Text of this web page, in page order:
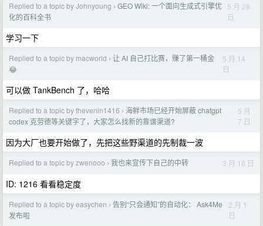
Replied to a topic by Johnyoung › GEO Wiki: 一个面向生成式引擎优
化的百科全书
5 月 28
日
学习一下
Replied to a topic by macworld › 让 AI 自己打比赛，赚了第一桶金
😂
5 月 14
日
可以做 TankBench 了，哈哈
Replied to a topic by thevenin1416 › 海鲜市场已经开始屏蔽 chatgpt
codex 克劳德等关键字了，大家怎么找新的靠谱渠道?
5 月
7 日
因为大厂也要开始做了，先把这些野渠道的先制裁一波
Replied to a topic by zwenooo › 我也来宣传下自己的中转 3 月 18 日
ID: 1216 看看稳定度
Replied to a topic by easychen › 告别“只会通知”的自动化： Ask4Me
发布啦
2 月 1
日